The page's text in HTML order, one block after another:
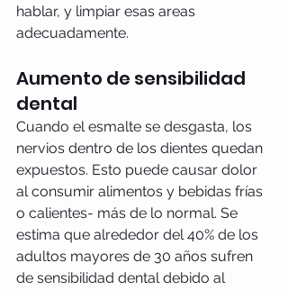
hablar, y limpiar esas areas
adecuadamente.
Aumento de sensibilidad
dental
Cuando el esmalte se desgasta, los
nervios dentro de los dientes quedan
expuestos. Esto puede causar dolor
al consumir alimentos y bebidas frías
o calientes- más de lo normal. Se
estima que alrededor del 40% de los
adultos mayores de 30 años sufren
de sensibilidad dental debido al